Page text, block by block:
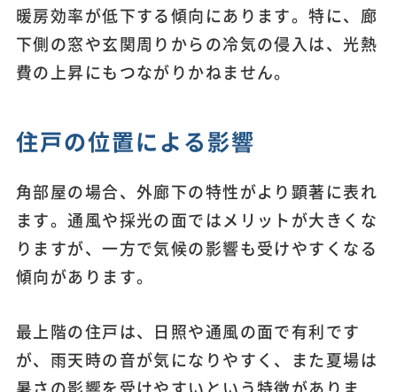
暖房効率が低下する傾向にあります。特に、廊
下側の窓や玄関周りからの冷気の侵入は、光熱
費の上昇にもつながりかねません。
住戸の位置による影響
角部屋の場合、外廊下の特性がより顕著に表れ
ます。通風や採光の面ではメリットが大きくな
りますが、一方で気候の影響も受けやすくなる
傾向があります。
最上階の住戸は、日照や通風の面で有利です
が、雨天時の音が気になりやすく、また夏場は
暑さの影響を受けやすいという特徴がありま